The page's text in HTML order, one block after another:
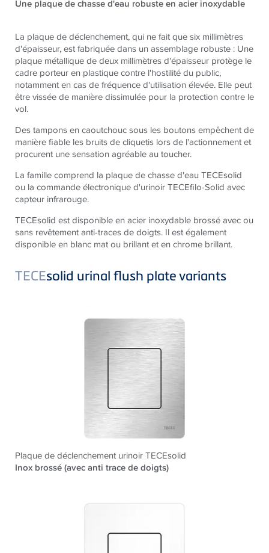
Une plaque de chasse d'eau robuste en acier inoxydable
La plaque de déclenchement, qui ne fait que six millimètres
d'épaisseur, est fabriquée dans un assemblage robuste : Une
plaque métallique de deux millimètres d'épaisseur protège le
cadre porteur en plastique contre l'hostilité du public,
notamment en cas de fréquence d'utilisation élevée. Elle peut
être vissée de manière dissimulée pour la protection contre le
vol.
Des tampons en caoutchouc sous les boutons empêchent de
manière fiable les bruits de cliquetis lors de l'actionnement et
procurent une sensation agréable au toucher.
La famille comprend la plaque de chasse d'eau TECEsolid
ou la commande électronique d'urinoir TECEfilo-Solid avec
capteur infrarouge.
TECEsolid est disponible en acier inoxydable brossé avec ou
sans revêtement anti-traces de doigts. Il est également
disponible en blanc mat ou brillant et en chrome brillant.
TECEsolid urinal flush plate variants
Plaque de déclenchement urinoir TECEsolid
Inox brossé (avec anti trace de doigts)